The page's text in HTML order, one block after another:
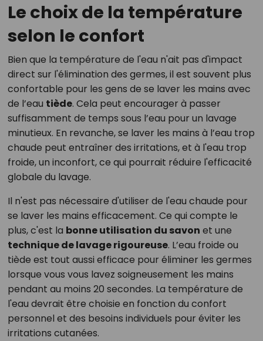
Le choix de la température
selon le confort
Bien que la température de l'eau n'ait pas d'impact
direct sur l'élimination des germes, il est souvent plus
confortable pour les gens de se laver les mains avec
de l’eau tiède. Cela peut encourager à passer
suffisamment de temps sous l’eau pour un lavage
minutieux. En revanche, se laver les mains à l’eau trop
chaude peut entraîner des irritations, et à l'eau trop
froide, un inconfort, ce qui pourrait réduire l'efficacité
globale du lavage.
Il n'est pas nécessaire d'utiliser de l'eau chaude pour
se laver les mains efficacement. Ce qui compte le
plus, c'est la bonne utilisation du savon et une
technique de lavage rigoureuse. L’eau froide ou
tiède est tout aussi efficace pour éliminer les germes
lorsque vous vous lavez soigneusement les mains
pendant au moins 20 secondes. La température de
l'eau devrait être choisie en fonction du confort
personnel et des besoins individuels pour éviter les
irritations cutanées.